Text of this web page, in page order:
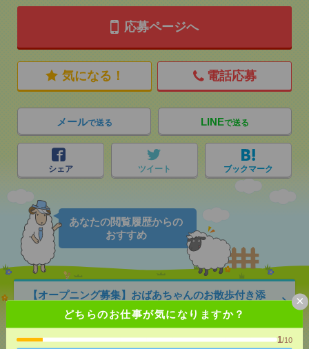
どちらのお仕事が気になりますか？
1/10
×
応募ページへ
気になる！ 電話応募
メールで送る LINEで送る
シェア ツイート ブックマーク
あなたの閲覧履歴からの
おすすめ
【オープニング募集】おばあちゃんのお散歩付き添
いも仕事の1つ[派遣]
OK ■扶養内OK ■日収1万1600円以上